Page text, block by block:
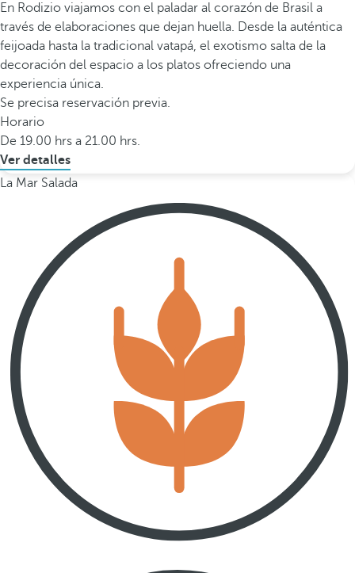
En Rodizio viajamos con el paladar al corazón de Brasil a
través de elaboraciones que dejan huella. Desde la auténtica
feijoada hasta la tradicional vatapá, el exotismo salta de la
decoración del espacio a los platos ofreciendo una
experiencia única.
Se precisa reservación previa.
Horario
De 19.00 hrs a 21.00 hrs.
Ver detalles
La Mar Salada